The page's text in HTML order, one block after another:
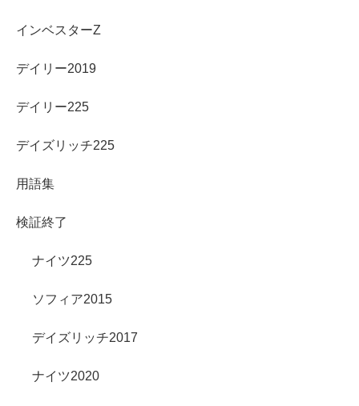
インベスターZ
デイリー2019
デイリー225
デイズリッチ225
用語集
検証終了
ナイツ225
ソフィア2015
デイズリッチ2017
ナイツ2020